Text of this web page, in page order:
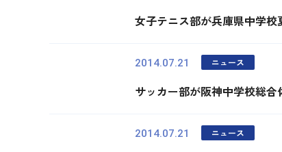
女子テニス部が兵庫県中学校
2014.07.21 ニュース
サッカー部が阪神中学校総合
2014.07.21 ニュース